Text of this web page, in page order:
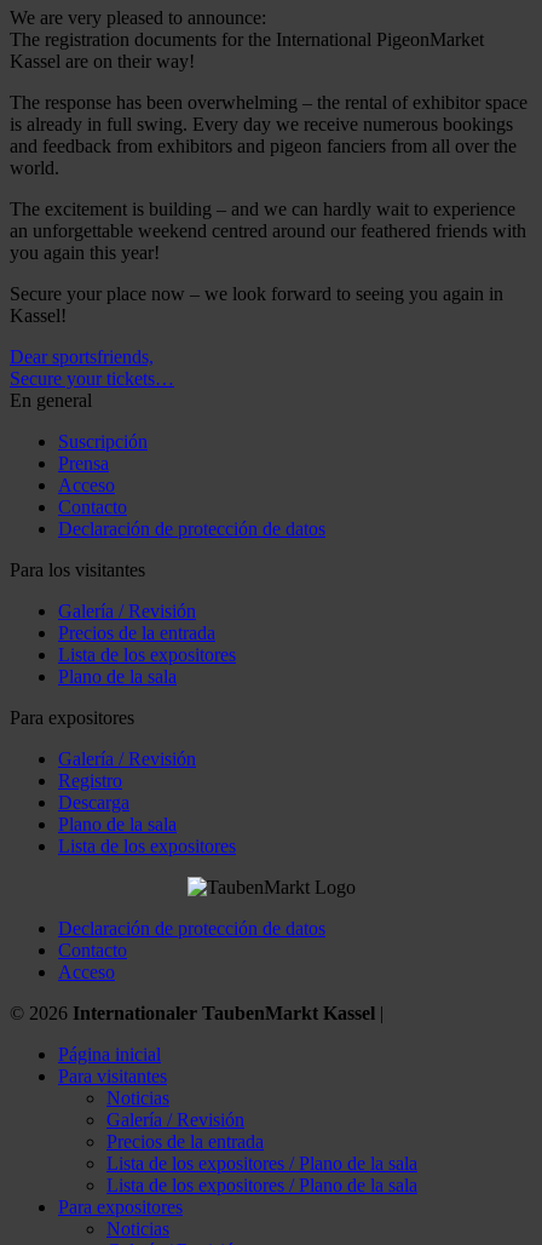
We are very pleased to announce:
The registration documents for the International PigeonMarket
Kassel are on their way!
The response has been overwhelming – the rental of exhibitor space
is already in full swing. Every day we receive numerous bookings
and feedback from exhibitors and pigeon fanciers from all over the
world.
The excitement is building – and we can hardly wait to experience
an unforgettable weekend centred around our feathered friends with
you again this year!
Secure your place now – we look forward to seeing you again in
Kassel!
Dear sportsfriends,
Secure your tickets…
En general
Suscripción
Prensa
Acceso
Contacto
Declaración de protección de datos
Para los visitantes
Galería / Revisión
Precios de la entrada
Lista de los expositores
Plano de la sala
Para expositores
Galería / Revisión
Registro
Descarga
Plano de la sala
Lista de los expositores
Declaración de protección de datos
Contacto
Acceso
© 2026 Internationaler TaubenMarkt Kassel |
Página inicial
Para visitantes
Noticias
Galería / Revisión
Precios de la entrada
Lista de los expositores / Plano de la sala
Lista de los expositores / Plano de la sala
Para expositores
Noticias